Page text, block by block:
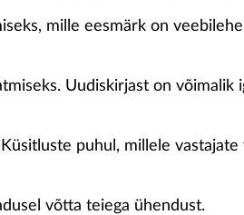
mille eesmärk on
Uudiskirjast on võimalik
puhul, millele vastajate
võtta teiega ühendust.